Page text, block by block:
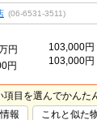
(06-6531-3511)
円
円
103,000円
103,000円
目を選んでかんた
報 これと似た